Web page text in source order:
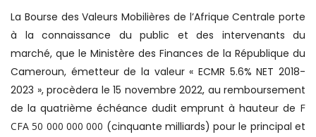
La Bourse des Valeurs Mobilières de l’Afrique Centrale porte
à la connaissance du public et des intervenants du
marché, que le Ministère des Finances de la République du
Cameroun, émetteur de la valeur « ECMR 5.6% NET 2018-
2023 », procèdera le 15 novembre 2022, au remboursement
de la quatrième échéance dudit emprunt à hauteur de F
CFA 50 000 000 000 (cinquante milliards) pour le principal et